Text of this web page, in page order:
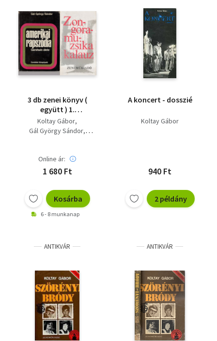
3 db zenei könyv (
együtt ) 1.
Zongoramuzsika
kalauz, 2. Amerikai
Koltay Gábor
Gál György Sándor
Online ár:
1 680 Ft
Kosárba
6 - 8 munkanap
A koncert - dosszié
Koltay Gábor
940 Ft
2 példány
ANTIKVÁR ANTIKVÁR